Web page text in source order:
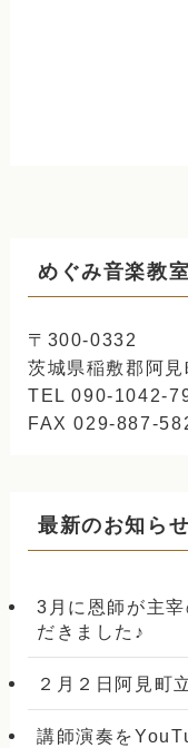
めぐみ音楽教室
〒300-0332
茨城県稲敷郡阿
TEL 090-1042-
FAX 029-887-
最新のお知らせ
3月に恩師が主
だきました♪
２月２日阿見町
講師演奏を